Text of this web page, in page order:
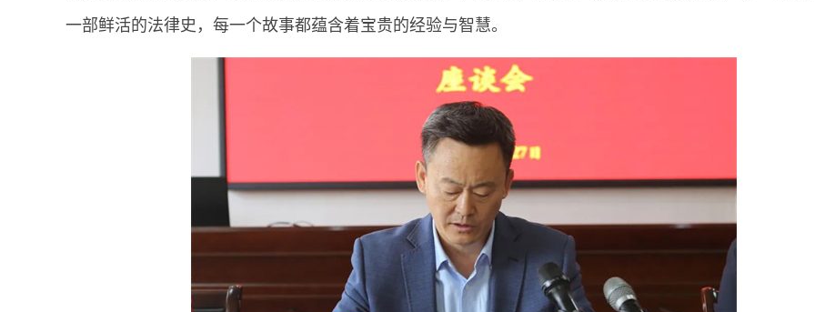
一部鲜活的法律史，每一个故事都蕴含着宝贵的经验与智慧。